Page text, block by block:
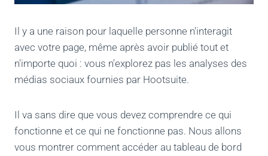
Il y a une raison pour laquelle personne n'interagit
avec votre page, même après avoir publié tout et
n'importe quoi : vous n'explorez pas les analyses des
médias sociaux fournies par Hootsuite.
Il va sans dire que vous devez comprendre ce qui
fonctionne et ce qui ne fonctionne pas. Nous allons
vous montrer comment accéder au tableau de bord